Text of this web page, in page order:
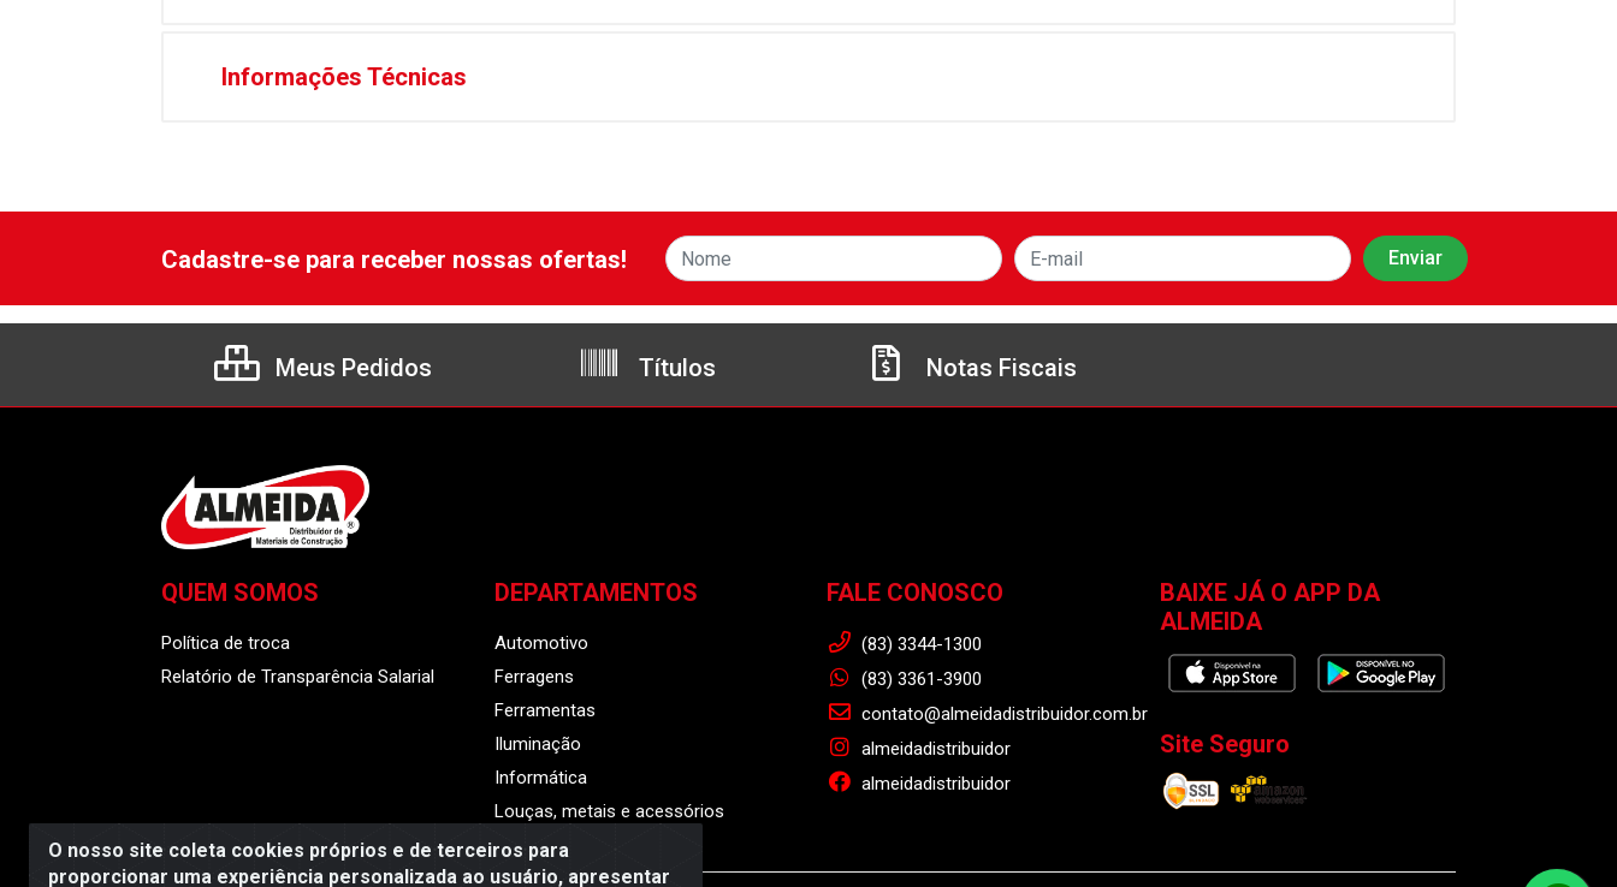
Informações Técnicas
O nosso site coleta cookies próprios e de terceiros para
proporcionar uma experiência personalizada ao usuário, apresentar
Cadastre-se para receber nossas ofertas!
Meus Pedidos Títulos Notas Fiscais
QUEM SOMOS
Política de troca
Relatório de Transparência Salarial
DEPARTAMENTOS
Automotivo
Ferragens
Ferramentas
Iluminação
Informática
Louças, metais e acessórios
FALE CONOSCO
(83) 3344-1300
(83) 3361-3900
contato@almeidadistribuidor.com.br
almeidadistribuidor
almeidadistribuidor
BAIXE JÁ O APP DA
ALMEIDA
Site Seguro